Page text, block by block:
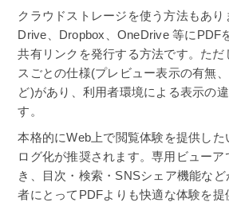
クラウドストレージを使う方法もあり
Drive、Dropbox、OneDrive 等にPDF
共有リンクを発行する方法です。た
スごとの仕様(プレビュー表示の有無
ど)があり、利用者環境による表示の
す。
本格的にWeb上で閲覧体験を提供した
ログ化が推奨されます。専用ビュー
き、目次・検索・SNSシェア機能な
者にとってPDFよりも快適な体験を提